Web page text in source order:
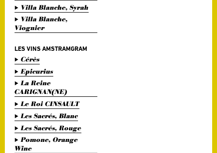
Villa Blanche, Syrah
Villa Blanche,
Viognier
LES VINS AMSTRAMGRAM
Cérès
Epicurius
La Reine
CARIGNAN(NE)
Le Roi CINSAULT
Les Sacrés, Blanc
Les Sacrés, Rouge
Pomone, Orange
Wine